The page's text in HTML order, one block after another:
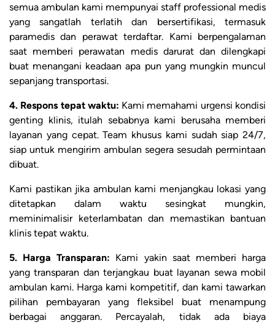
semua ambulan kami mempunyai staff professional medis
yang sangatlah terlatih dan bersertifikasi, termasuk
paramedis dan perawat terdaftar. Kami berpengalaman
saat memberi perawatan medis darurat dan dilengkapi
buat menangani keadaan apa pun yang mungkin muncul
sepanjang transportasi.
4. Respons tepat waktu: Kami memahami urgensi kondisi
genting klinis, itulah sebabnya kami berusaha memberi
layanan yang cepat. Team khusus kami sudah siap 24/7,
siap untuk mengirim ambulan segera sesudah permintaan
dibuat.
Kami pastikan jika ambulan kami menjangkau lokasi yang
ditetapkan dalam waktu sesingkat mungkin,
meminimalisir keterlambatan dan memastikan bantuan
klinis tepat waktu.
5. Harga Transparan: Kami yakin saat memberi harga
yang transparan dan terjangkau buat layanan sewa mobil
ambulan kami. Harga kami kompetitif, dan kami tawarkan
pilihan pembayaran yang fleksibel buat menampung
berbagai anggaran. Percayalah, tidak ada biaya